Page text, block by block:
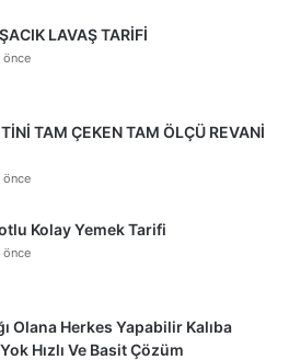
LAVAŞ TARİFİ
önce
TAM ÇEKEN TAM ÖLÇÜ REVANİ
önce
Kolay Yemek Tarifi
önce
Olana Herkes Yapabilir Kalıba
Hızlı Ve Basit Çözüm